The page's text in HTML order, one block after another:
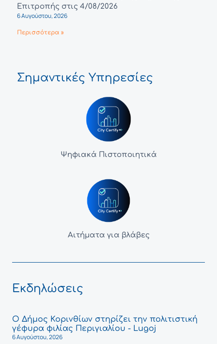
Επιτροπής στις 4/08/2026
6 Αυγούστου, 2026
Περισσότερα »
Σημαντικές Υπηρεσίες
Ψηφιακά Πιστοποιητικά
Αιτήματα για βλάβες
Εκδηλώσεις
Ο Δήμος Κορινθίων στηρίζει την πολιτιστική
γέφυρα φιλίας Περιγιαλίου - Lugoj
6 Αυγούστου, 2026